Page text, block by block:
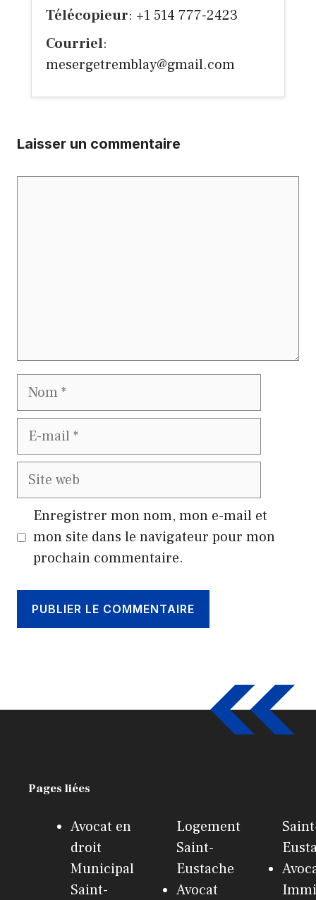
Télécopieur: +1 514 777-2423
Courriel:
mesergetremblay@gmail.com
Laisser un commentaire
Nom
E-
mail
Site
web
Enregistrer mon nom, mon e-mail et
mon site dans le navigateur pour mon
prochain commentaire.
Pages liées
Avocat en
droit
Municipal
Saint-
Logement
Saint-
Eustache
Avocat